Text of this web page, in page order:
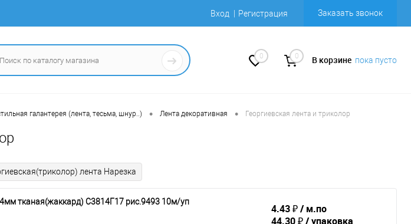
Вход Регистрация Заказать звонок
0 0 В корзине пока пусто
галантерея (лента, тесьма, шнур..) • Лента декоративная • Георгиевская лента и триколор
лента Нарезка
тканая(жаккард) С3814Г17 рис.9493 10м/уп
4.43 ₽
м.по
44.30 ₽
упаковка